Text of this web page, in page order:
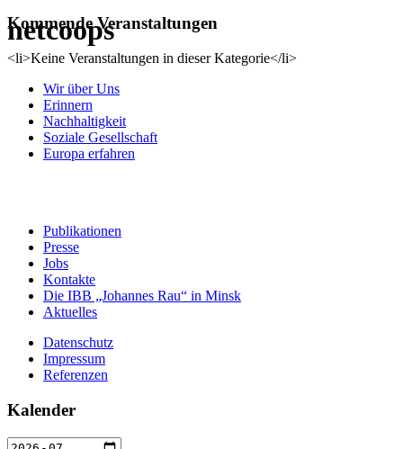
netcoops
Kommende Veranstaltungen
<li>Keine Veranstaltungen in dieser Kategorie</li>
Wir über Uns
Erinnern
Nachhaltigkeit
Soziale Gesellschaft
Europa erfahren
Publikationen
Presse
Jobs
Kontakte
Die IBB „Johannes Rau“ in Minsk
Aktuelles
Datenschutz
Impressum
Referenzen
Kalender